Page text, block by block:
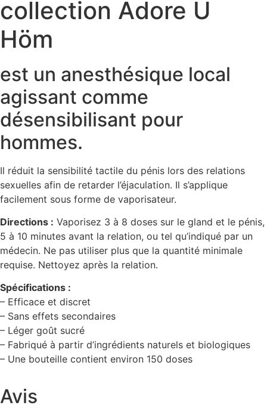
collection Adore U
Höm
est un anesthésique local
agissant comme
désensibilisant pour
hommes.
Il réduit la sensibilité tactile du pénis lors des relations
sexuelles afin de retarder l’éjaculation. Il s’applique
facilement sous forme de vaporisateur.
Directions : Vaporisez 3 à 8 doses sur le gland et le pénis,
5 à 10 minutes avant la relation, ou tel qu’indiqué par un
médecin. Ne pas utiliser plus que la quantité minimale
requise. Nettoyez après la relation.
Spécifications :
– Efficace et discret
– Sans effets secondaires
– Léger goût sucré
– Fabriqué à partir d’ingrédients naturels et biologiques
– Une bouteille contient environ 150 doses
Avis